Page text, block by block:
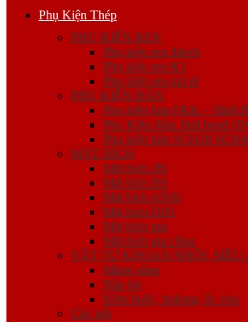
Phụ Kiện Thép
PHỤ KIỆN REN
Phụ kiện ren Mech
Phụ kiện ren K1
Phụ kiện ren giá rẻ
PHỤ KIỆN HÀN
Phụ kiện hàn FKK – Nhật
Phụ Kiện Hàn Jinil bend
Phụ kiện hàn SCH20
MẶT BÍCH
Mặt bích JIS
Mặt bích BS
Mặt bích ANSI
Mặt bích DIN
Mặt bích mù
Mặt bích gia công
VẬT TƯ KHOAN NHỒI, SIÊU
Măng sông
Nắp bịt
Kẽm buộc, bulong, ốc viss
Cóc nối